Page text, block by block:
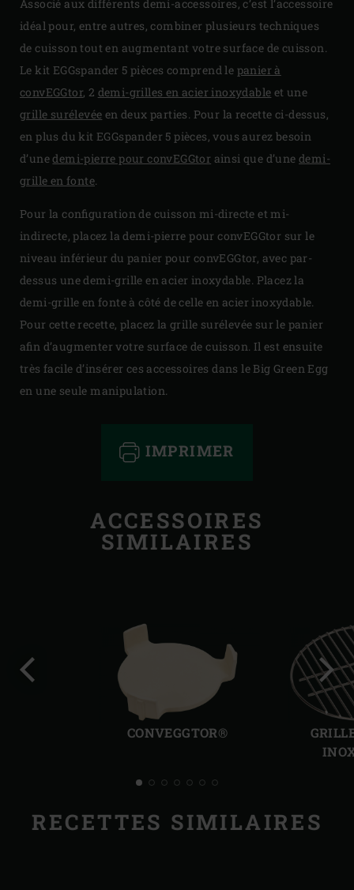
Associé aux différents demi-accessoires, c’est l’accessoire
idéal pour, entre autres, combiner plusieurs techniques
de cuisson tout en augmentant votre surface de cuisson.
Le kit EGGspander 5 pièces comprend le panier à
convEGGtor, 2 demi-grilles en acier inoxydable et une
grille surélevée en deux parties. Pour la recette ci-dessus,
en plus du kit EGGspander 5 pièces, vous aurez besoin
d’unedemi-pierre pour convEGGtor ainsi que d’unedemi-
grille en fonte
Pour la configuration de cuisson mi-directe et mi-
indirecte, placez la demi-pierre pour convEGGtor sur le
niveau inférieur du panier pour convEGGtor, avec par-
dessus une demi-grille en acier inoxydable. Placez la
demi-grille en fonte à côté de celle en acier inoxydable.
Pour cette recette, placez la grille surélevée sur le panier
afin d’augmenter votre surface de cuisson. Il est ensuite
très facile d’insérer ces accessoires dans le Big Green Egg
en une seule manipulation.
IMPRIMER
ACCESSOIRES
SIMILAIRES
CONVEGGTOR®
RECETTES SIMILAIRES